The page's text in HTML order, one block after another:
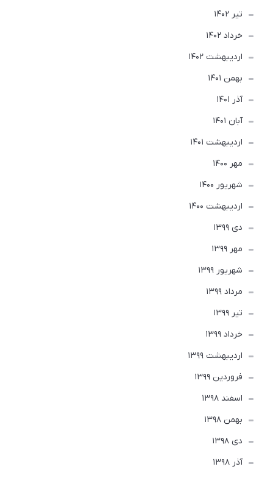
تير 1402
خرداد 1402
ارديبهشت 1402
بهمن 1401
آذر 1401
آبان 1401
ارديبهشت 1401
مهر 1400
شهریور 1400
ارديبهشت 1400
دی 1399
مهر 1399
شهریور 1399
مرداد 1399
تير 1399
خرداد 1399
ارديبهشت 1399
فروردین 1399
اسفند 1398
بهمن 1398
دی 1398
آذر 1398